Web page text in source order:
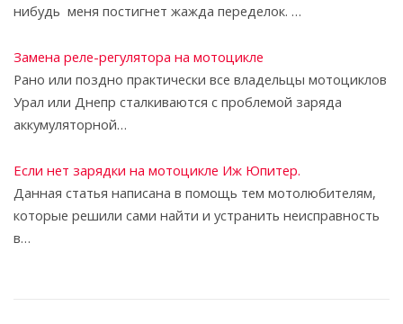
нибудь меня постигнет жажда переделок. …
Замена реле-регулятора на мотоцикле
Рано или поздно практически все владельцы мотоциклов
Урал или Днепр сталкиваются с проблемой заряда
аккумуляторной…
Если нет зарядки на мотоцикле Иж Юпитер.
Данная статья написана в помощь тем мотолюбителям,
которые решили сами найти и устранить неисправность
в…